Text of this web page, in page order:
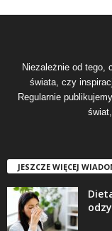
Niezależnie od tego,
świata, czy
Regularnie
JESZCZE WIĘCEJ